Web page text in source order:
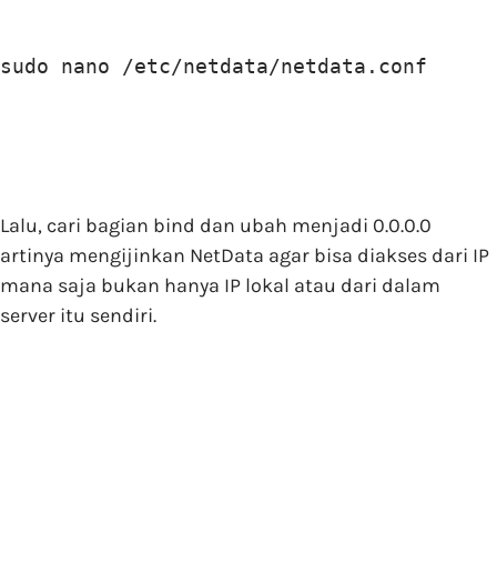
sudo nano /etc/netdata/netdata.conf
Lalu, cari bagian bind dan ubah menjadi 0.0.0.0
artinya mengijinkan NetData agar bisa diakses dari IP
mana saja bukan hanya IP lokal atau dari dalam
server itu sendiri.